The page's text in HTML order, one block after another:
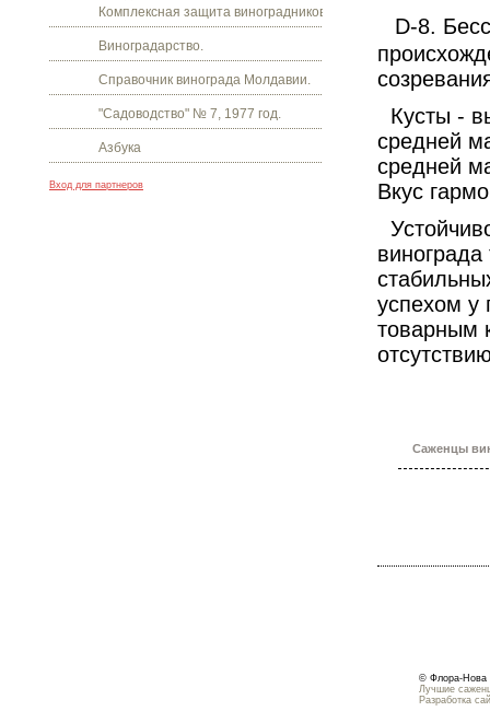
Комплексная защита виноградников.
Виноградарство.
Справочник винограда Молдавии.
"Садоводство" № 7, 1977 год.
Азбука
Вход для партнеров
D-8.
Кусты -
средней
средней
Вкус
успехом у
товарным
Саженцы
© Флора-Нова
Лучшие
Разработка